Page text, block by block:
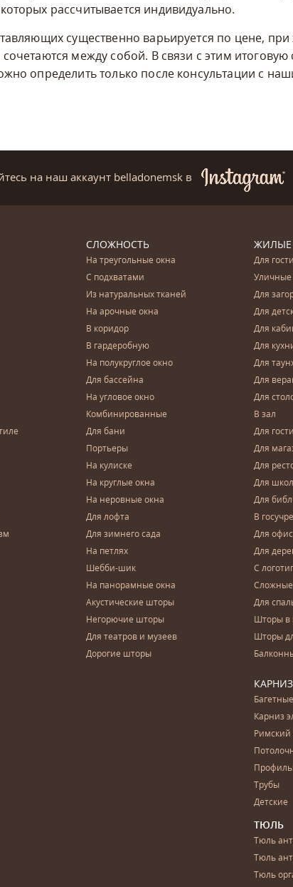
рассчитывается индивидуально.
существенно варьируется по цене, при
между собой. В связи с этим итоговую
определить только после консультации с
на наш аккаунт belladonemsk в
СЛОЖНОСТЬ
На треугольные окна
С подхватами
Из натуральных тканей
На арочные окна
В коридор
В гардеробную
На полукруглое окно
Для бассейна
На угловое окно
Комбинированные
Для бани
Портьеры
На кулиске
На круглые окна
На неровные окна
Для лофта
Для зимнего сада
На петлях
Шебби-шик
На панорамные окна
Акустические шторы
Негорючие шторы
Для театров и музеев
Дорогие шторы
Для
Уличные
Для
Для
Для
Для
Для
Для
Для
В зал
Для
Для
Для
Для
Для
В
Для
Для
С
Сложные
Для
Шторы в
Шторы
Багетные
Карниз
Римский
Трубы
Детские
ТЮЛЬ
Тюль
Тюль
Тюль